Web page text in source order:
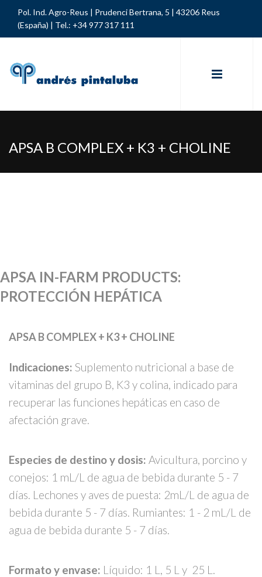
Pol. Ind. Agro-Reus | Prudenci Bertrana, 5 | 43206 Reus
(España) | Tel.: +34 977 317 111
APSA B COMPLEX + K3 + CHOLINE
APSA IN-FARM PRODUCTS:
PROTECCIÓN HEPÁTICA
APSA B COMPLEX + K3 + CHOLINE
Indicaciones: Suplemento nutricional a base de
vitaminas del grupo B, K3 y colina, indicado para
recuperar las funciones hepáticas en caso de
afectación grave.
Especies de destino y dosis: Avicultura, porcino y
conejos: 1 mL/L de agua de bebida durante 5 - 7
días. Lechones y aves de puesta: 2mL/L de agua de
bebida durante 5 - 7 días. Rumiantes: 1 - 2 mL/L de
agua de bebida durante 5 - 7 días.
Formato y envase: Líquido: 1 L, 5 L y 25 L.